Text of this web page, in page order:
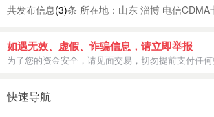
共发布信息(3)条 所在地：山东 淄博 电信CDMA
如遇无效、虚假、诈骗信息，请立即举报
为了您的资金安全，请见面交易，切勿提前支付任
快速导航